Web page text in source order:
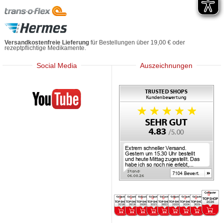
Versandkostenfreie Lieferung für Bestellungen über 19,00 € oder
rezeptpflichtige Medikamente.
Social Media
Mediherz
Auszeichnungen